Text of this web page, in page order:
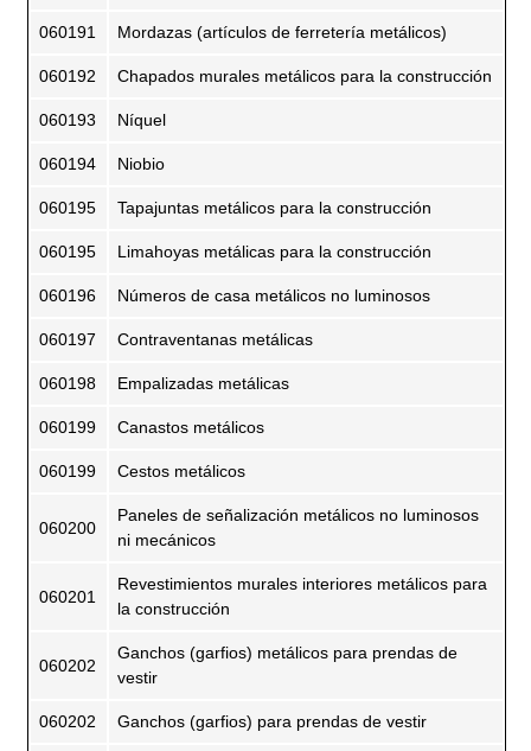
060191 Mordazas (artículos de ferretería metálicos)
060192 Chapados murales metálicos para la construcción
060193 Níquel
060194 Niobio
060195 Tapajuntas metálicos para la construcción
060195 Limahoyas metálicas para la construcción
060196 Números de casa metálicos no luminosos
060197 Contraventanas metálicas
060198 Empalizadas metálicas
060199 Canastos metálicos
060199 Cestos metálicos
060200
Paneles de señalización metálicos no luminosos
ni mecánicos
060201
Revestimientos murales interiores metálicos para
la construcción
060202
Ganchos (garfios) metálicos para prendas de
vestir
060202 Ganchos (garfios) para prendas de vestir